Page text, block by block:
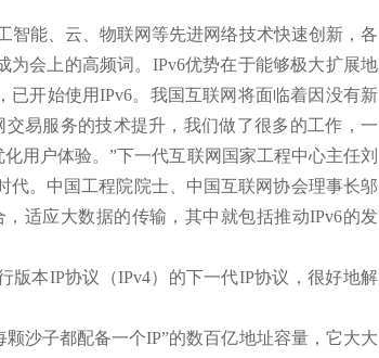
能、云、物联网等先进网络技术快速创新，各
会上的高频词。IPv6优势在于能够极大扩展地
已开始使用IPv6。我国互联网将面临着因没有新
易服务的技术提升，我们做了很多的工作，一
用户体验。”下一代互联网国家工程中心主任刘
。中国工程院院士、中国互联网协会理事长邬
适应大数据的传输，其中就包括推动IPv6的发
本IP协议（IPv4）的下一代IP协议，很好地解
沙子都配备一个IP”的数百亿地址容量，它大大